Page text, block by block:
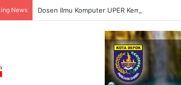
News Dosen Ilmu Komputer UPER Kembangkan